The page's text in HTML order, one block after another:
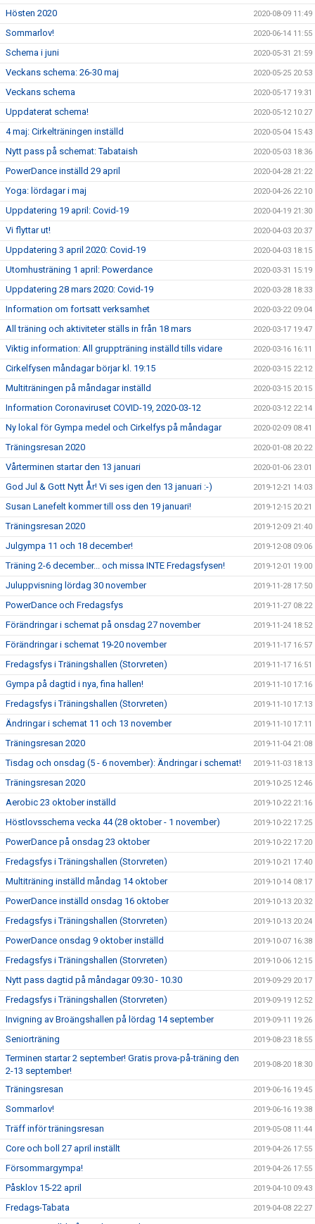
Hösten 2020 2020-08-09 11:49
Sommarlov! 2020-06-14 11:55
Schema i juni 2020-05-31 21:59
Veckans schema: 26-30 maj 2020-05-25 20:53
Veckans schema 2020-05-17 19:31
Uppdaterat schema! 2020-05-12 10:27
4 maj: Cirkelträningen inställd 2020-05-04 15:43
Nytt pass på schemat: Tabataish 2020-05-03 18:36
PowerDance inställd 29 april 2020-04-28 21:22
Yoga: lördagar i maj 2020-04-26 22:10
Uppdatering 19 april: Covid-19 2020-04-19 21:30
Vi flyttar ut! 2020-04-03 20:37
Uppdatering 3 april 2020: Covid-19 2020-04-03 18:15
Utomhusträning 1 april: Powerdance 2020-03-31 15:19
Uppdatering 28 mars 2020: Covid-19 2020-03-28 18:33
Information om fortsatt verksamhet 2020-03-22 09:04
All träning och aktiviteter ställs in från 18 mars 2020-03-17 19:47
Viktig information: All gruppträning inställd tills vidare 2020-03-16 16:11
Cirkelfysen måndagar börjar kl. 19:15 2020-03-15 22:12
Multiträningen på måndagar inställd 2020-03-15 20:15
Information Coronaviruset COVID-19, 2020-03-12 2020-03-12 22:14
Ny lokal för Gympa medel och Cirkelfys på måndagar 2020-02-09 08:41
Träningsresan 2020 2020-01-08 20:22
Vårterminen startar den 13 januari 2020-01-06 23:01
God Jul & Gott Nytt År! Vi ses igen den 13 januari :-) 2019-12-21 14:03
Susan Lanefelt kommer till oss den 19 januari! 2019-12-15 20:21
Träningsresan 2020 2019-12-09 21:40
Julgympa 11 och 18 december! 2019-12-08 09:06
Träning 2-6 december... och missa INTE Fredagsfysen! 2019-12-01 19:00
Juluppvisning lördag 30 november 2019-11-28 17:50
PowerDance och Fredagsfys 2019-11-27 08:22
Förändringar i schemat på onsdag 27 november 2019-11-24 18:52
Förändringar i schemat 19-20 november 2019-11-17 16:57
Fredagsfys i Träningshallen (Storvreten) 2019-11-17 16:51
Gympa på dagtid i nya, fina hallen! 2019-11-10 17:16
Fredagsfys i Träningshallen (Storvreten) 2019-11-10 17:13
Ändringar i schemat 11 och 13 november 2019-11-10 17:11
Träningsresan 2020 2019-11-04 21:08
Tisdag och onsdag (5 - 6 november): Ändringar i schemat! 2019-11-03 18:13
Träningsresan 2020 2019-10-25 12:46
Aerobic 23 oktober inställd 2019-10-22 21:16
Höstlovsschema vecka 44 (28 oktober - 1 november) 2019-10-22 17:25
PowerDance på onsdag 23 oktober 2019-10-22 17:20
Fredagsfys i Träningshallen (Storvreten) 2019-10-21 17:40
Multiträning inställd måndag 14 oktober 2019-10-14 08:17
PowerDance inställd onsdag 16 oktober 2019-10-13 20:32
Fredagsfys i Träningshallen (Storvreten) 2019-10-13 20:24
PowerDance onsdag 9 oktober inställd 2019-10-07 16:38
Fredagsfys i Träningshallen (Storvreten) 2019-10-06 12:15
Nytt pass dagtid på måndagar 09:30 - 10.30 2019-09-29 20:17
Fredagsfys i Träningshallen (Storvreten) 2019-09-19 12:52
Invigning av Broängshallen på lördag 14 september 2019-09-11 19:26
Seniorträning 2019-08-23 18:55
Terminen startar 2 september! Gratis prova-på-träning den
2-13 september!
2019-08-20 18:30
Träningsresan 2019-06-16 19:45
Sommarlov! 2019-06-16 19:38
Träff inför träningsresan 2019-05-08 11:44
Core och boll 27 april inställt 2019-04-26 17:55
Försommargympa! 2019-04-26 17:55
Påsklov 15-22 april 2019-04-10 09:43
Fredags-Tabata 2019-04-08 22:27